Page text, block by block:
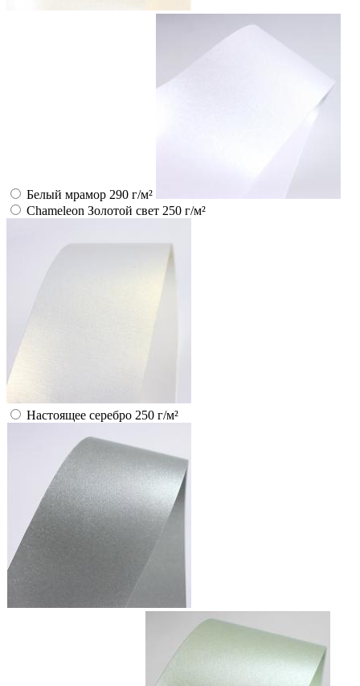
Белый мрамор 290 г/м²
Chameleon Золотой свет 250 г/м²
Настоящее серебро 250 г/м²